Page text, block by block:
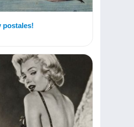
postales!